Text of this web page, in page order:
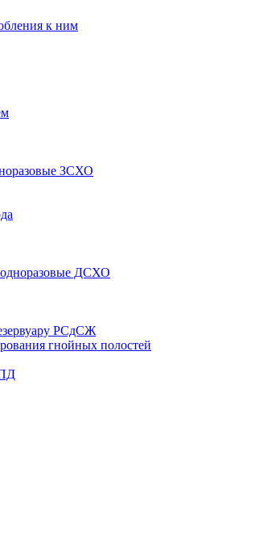
к ним
ЗСХО
одноразовые ДСХО
РСдСЖ
гнойных полостей